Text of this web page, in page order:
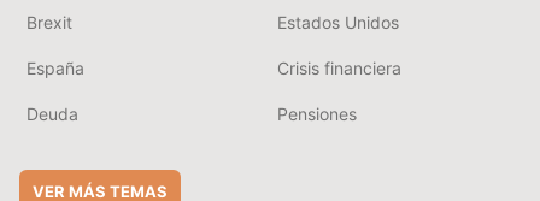
Brexit Estados Unidos
España Crisis financiera
Deuda Pensiones
VER MÁS TEMAS